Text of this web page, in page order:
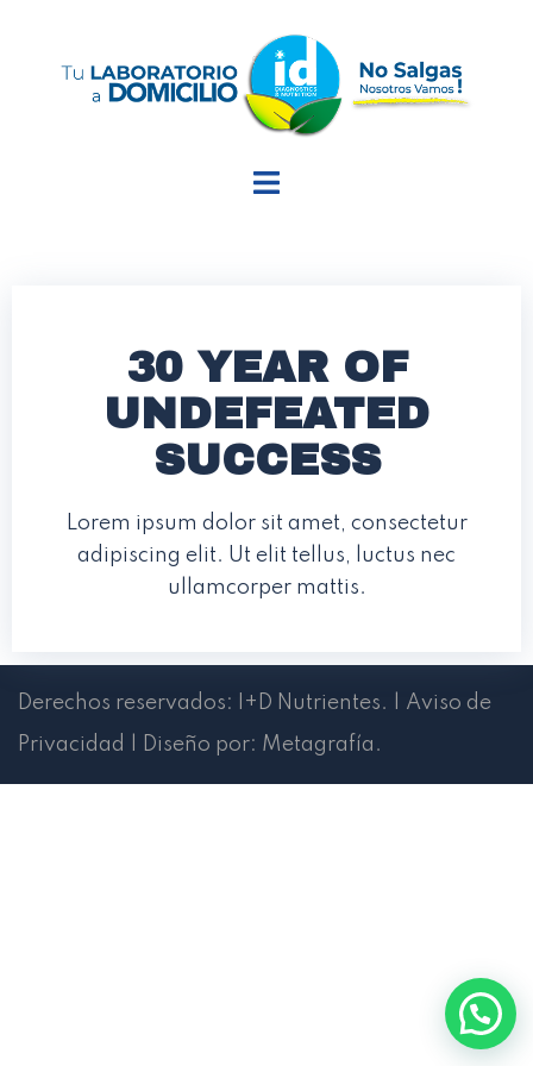
30 YEAR OF
UNDEFEATED
SUCCESS
Lorem ipsum dolor sit amet, consectetur
adipiscing elit. Ut elit tellus, luctus nec
ullamcorper mattis.
Derechos reservados: I+D Nutrientes.
Aviso de
Privacidad
Diseño por: Metagrafía .